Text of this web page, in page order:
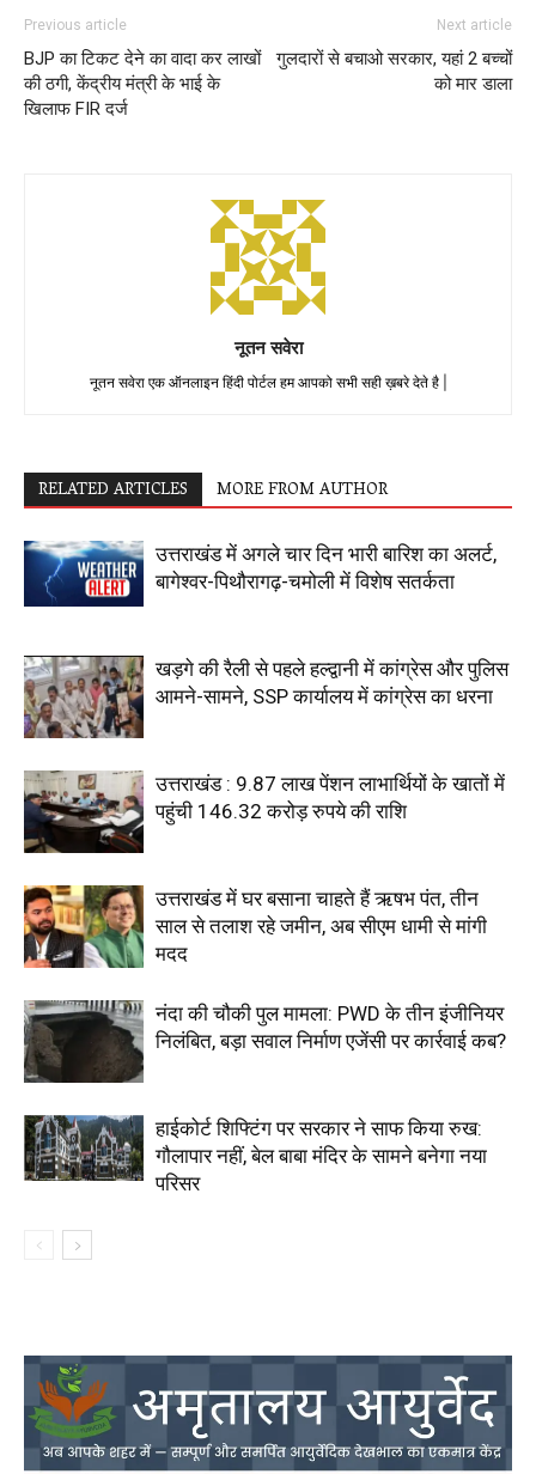
Previous article
BJP का टिकट देने का वादा कर लाखों
की ठगी, केंद्रीय मंत्री के भाई के
खिलाफ FIR दर्ज
Next article
गुलदारों से बचाओ सरकार, यहां 2 बच्चों
को मार डाला
नूतन सवेरा
नूतन सवेरा एक ऑनलाइन हिंदी पोर्टल हम आपको सभी सही ख़बरे देते है |
RELATED ARTICLES MORE FROM AUTHOR
उत्तराखंड में अगले चार दिन भारी बारिश का अलर्ट,
बागेश्वर-पिथौरागढ़-चमोली में विशेष सतर्कता
खड़गे की रैली से पहले हल्द्वानी में कांग्रेस और पुलिस
आमने-सामने, SSP कार्यालय में कांग्रेस का धरना
उत्तराखंड : 9.87 लाख पेंशन लाभार्थियों के खातों में
पहुंची 146.32 करोड़ रुपये की राशि
उत्तराखंड में घर बसाना चाहते हैं ऋषभ पंत, तीन
साल से तलाश रहे जमीन, अब सीएम धामी से मांगी
मदद
नंदा की चौकी पुल मामला: PWD के तीन इंजीनियर
निलंबित, बड़ा सवाल निर्माण एजेंसी पर कार्रवाई कब?
हाईकोर्ट शिफ्टिंग पर सरकार ने साफ किया रुख:
गौलापार नहीं, बेल बाबा मंदिर के सामने बनेगा नया
परिसर